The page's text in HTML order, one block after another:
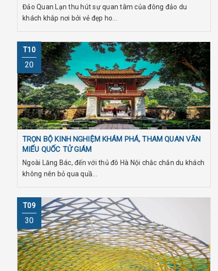
Đảo Quan Lạn thu hút sự quan tâm của đông đảo du
khách khắp nơi bởi vẻ đẹp ho...
T10
20
TRỌN BỘ KINH NGHIỆM KHÁM PHÁ, THAM QUAN VĂN
MIẾU QUỐC TỬ GIÁM
Ngoài Lăng Bác, đến với thủ đô Hà Nội chắc chắn du khách
không nên bỏ qua quầ...
T09
30